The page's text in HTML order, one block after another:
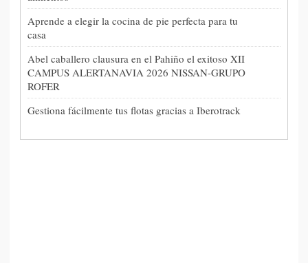
Aprende a elegir la cocina de pie perfecta para tu
casa
Abel caballero clausura en el Pahiño el exitoso XII
CAMPUS ALERTANAVIA 2026 NISSAN-GRUPO
ROFER
Gestiona fácilmente tus flotas gracias a Iberotrack